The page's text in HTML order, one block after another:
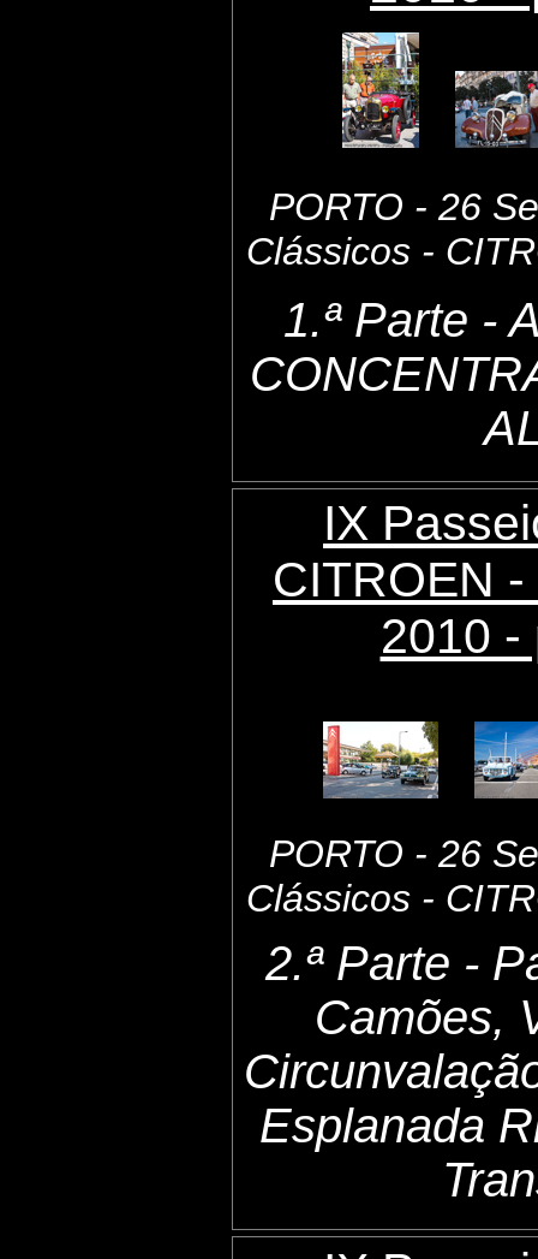
PORTO - 26
Clássicos -
1.ª Parte -
IX
CITROEN
2010 -
PORTO - 26
Clássicos -
2.ª Parte -
Camões,
Esplanada